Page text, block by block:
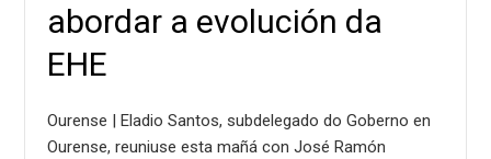
abordar a evolución da
EHE
Ourense | Eladio Santos, subdelegado do Goberno en
Ourense, reuniuse esta mañá con José Ramón